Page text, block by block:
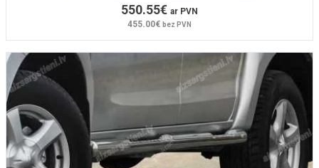
550.55€ ar PVN
455.00€ bez PVN